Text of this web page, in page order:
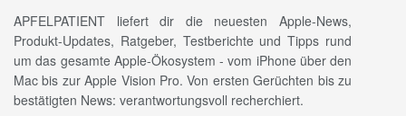
APFELPATIENT liefert dir die neuesten Apple-News,
Produkt-Updates, Ratgeber, Testberichte und Tipps rund
um das gesamte Apple-Ökosystem - vom iPhone über den
Mac bis zur Apple Vision Pro. Von ersten Gerüchten bis zu
bestätigten News: verantwortungsvoll recherchiert.